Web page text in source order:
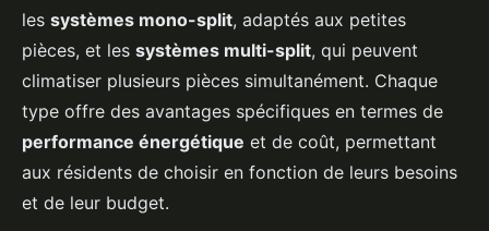
les systèmes mono-split, adaptés aux petites
pièces, et les systèmes multi-split, qui peuvent
climatiser plusieurs pièces simultanément. Chaque
type offre des avantages spécifiques en termes de
performance énergétique et de coût, permettant
aux résidents de choisir en fonction de leurs besoins
et de leur budget.